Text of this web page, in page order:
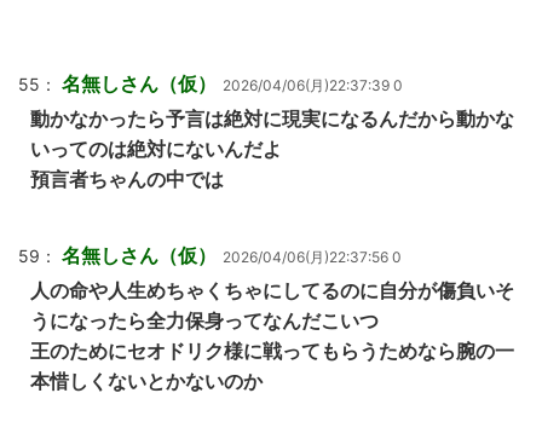
55： 名無しさん（仮） 2026/04/06(月)22:37:39 0
動かなかったら予言は絶対に現実になるんだから動かな
いってのは絶対にないんだよ
預言者ちゃんの中では
59： 名無しさん（仮） 2026/04/06(月)22:37:56 0
人の命や人生めちゃくちゃにしてるのに自分が傷負いそ
うになったら全力保身ってなんだこいつ
王のためにセオドリク様に戦ってもらうためなら腕の一
本惜しくないとかないのか